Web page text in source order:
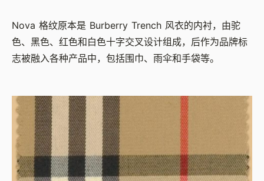
Nova 格纹原本是 Burberry Trench 风衣的内衬，由驼
色、黑色、红色和白色十字交叉设计组成，后作为品牌标
志被融入各种产品中，包括围巾、雨伞和手袋等。